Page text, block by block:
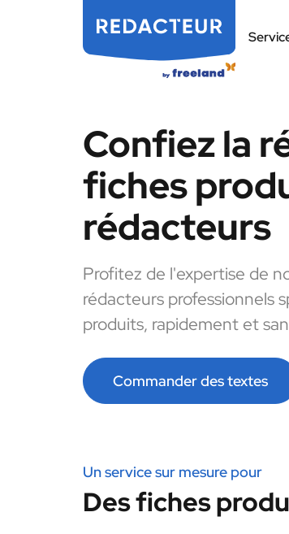
Confiez la
fiches
rédacteurs
Profitez de l'expertise de
rédacteurs professionnels
produits, rapidement et
Commander des textes
Un service sur mesure pour
Des fiches